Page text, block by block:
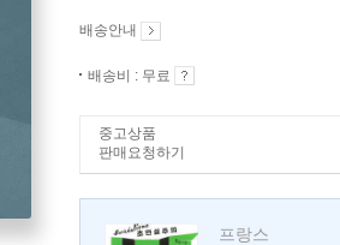
배송안내
배송비 : 무료
중고상품
판매요청하기
프랑스